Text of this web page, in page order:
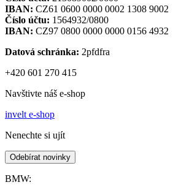
IBAN: CZ61 0600 0000 0002 1308 9002
Číslo účtu: 1564932/0800
IBAN: CZ97 0800 0000 0000 0156 4932
Datová schránka: 2pfdfra
+420 601 270 415
Navštivte náš e-shop
invelt e-shop
Nenechte si ujít
Odebírat novinky
BMW: